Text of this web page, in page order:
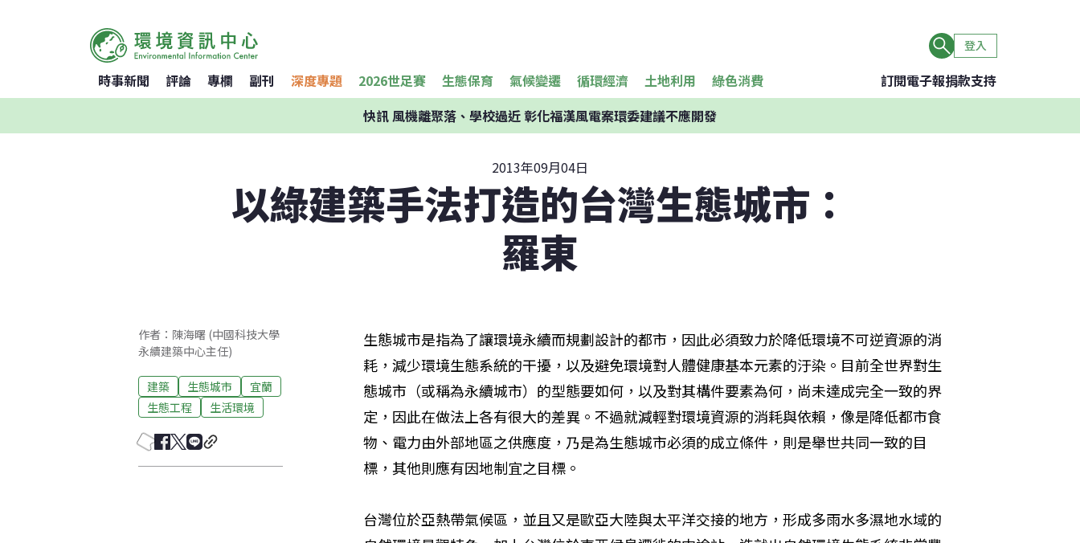
登入
時事新聞 評論 專欄 副刊 深度專題 2026世足賽 生態保育 氣候變遷 循環經濟 土地利用 綠色消費 訂閱電子報捐款支持
快訊風機離聚落、學校過近 彰化福漢風電案環委建議不應開發
2013年09月04日
以綠建築手法打造的台灣生態城市：
羅東
作者：陳海曙 (中國科技大學
永續建築中心主任)
建築 生態城市
宜蘭
生態工程
生活環境
生態城市是指為了讓環境永續而規劃設計的都市，因此必須致力於降低環境不可逆資源的消
耗，減少環境生態系統的干擾，以及避免環境對人體健康基本元素的汙染。目前全世界對生
態城市（或稱為永續城市）的型態要如何，以及對其構件要素為何，尚未達成完全一致的界
定，因此在做法上各有很大的差異。不過就減輕對環境資源的消耗與依賴，像是降低都市食
物、電力由外部地區之供應度，乃是為生態城市必須的成立條件，則是舉世共同一致的目
標，其他則應有因地制宜之目標。
台灣位於亞熱帶氣候區，並且又是歐亞大陸與太平洋交接的地方，形成多雨水多濕地水域的